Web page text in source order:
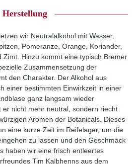
Herstellung
wir Neutralalkohol mit Wasser,
Pomeranze, Orange, Koriander,
Zimt. Hinzu kommt eine typisch Bremer
Zusammensetzung der
den Charakter. Der Alkohol aus
einer bestimmten Einwirkzeit in einer
ganz langsam wieder
er nicht mehr neutral, sondern riecht
Aromen der Botanicals. Dieses
eine kurze Zeit im Reifelager, um die
zu lassen und den Geschmack
haben wir eine frisch entleertes
Tim Kalbhenns aus dem